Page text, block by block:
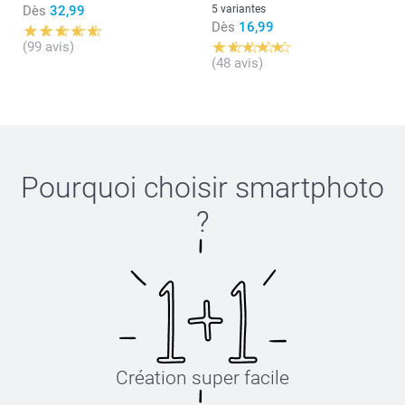
Dès 32,99
(99 avis)
5 variantes
Dès 16,99
(48 avis)
Pourquoi choisir smartphoto
?
Création super facile